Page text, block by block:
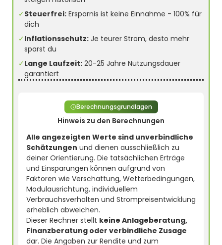
✓Steuerfrei: Ersparnis ist keine Einnahme - 100% für
dich
✓Inflationsschutz: Je teurer Strom, desto mehr
sparst du
✓Lange Laufzeit: 20-25 Jahre Nutzungsdauer
garantiert
Hinweis zu den Berechnungen
Berechnungsgrundlagen
Alle angezeigten Werte sind unverbindliche
Schätzungen und dienen ausschließlich zu
deiner Orientierung. Die tatsächlichen Erträge
und Einsparungen können aufgrund von
Faktoren wie Verschattung, Wetterbedingungen,
Modulausrichtung, individuellem
Verbrauchsverhalten und Strompreisentwicklung
erheblich abweichen.
Dieser Rechner stellt keine Anlageberatung,
Finanzberatung oder verbindliche Zusage
dar. Die Angaben zur Rendite und zum